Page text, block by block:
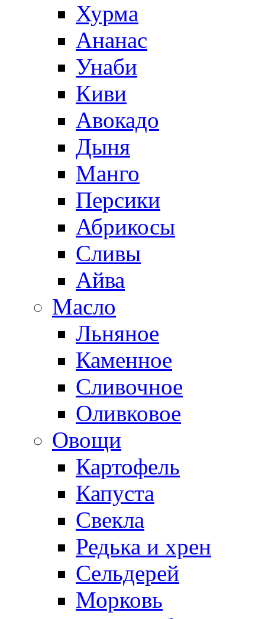
Хурма
Ананас
Унаби
Киви
Авокадо
Дыня
Манго
Персики
Абрикосы
Сливы
Айва
Масло
Льняное
Каменное
Сливочное
Оливковое
Овощи
Картофель
Капуста
Свекла
Редька и хрен
Сельдерей
Морковь